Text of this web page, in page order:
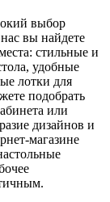
выбор
вы найдете
стильные и
удобные
лотки для
подобрать
или
дизайнов и
магазине